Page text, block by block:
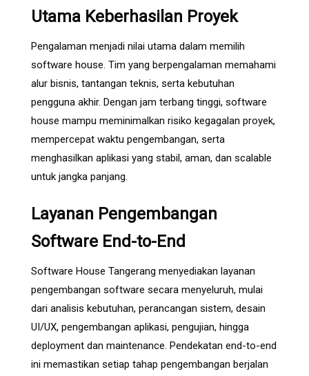
Utama Keberhasilan Proyek
Pengalaman menjadi nilai utama dalam memilih
software house. Tim yang berpengalaman memahami
alur bisnis, tantangan teknis, serta kebutuhan
pengguna akhir. Dengan jam terbang tinggi, software
house mampu meminimalkan risiko kegagalan proyek,
mempercepat waktu pengembangan, serta
menghasilkan aplikasi yang stabil, aman, dan scalable
untuk jangka panjang.
Layanan Pengembangan
Software End-to-End
Software House Tangerang menyediakan layanan
pengembangan software secara menyeluruh, mulai
dari analisis kebutuhan, perancangan sistem, desain
UI/UX, pengembangan aplikasi, pengujian, hingga
deployment dan maintenance. Pendekatan end-to-end
ini memastikan setiap tahap pengembangan berjalan